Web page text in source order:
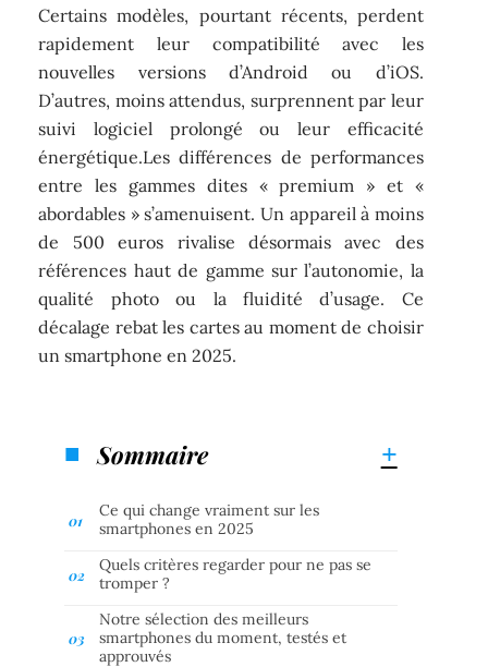
Certains modèles, pourtant récents, perdent
rapidement leur compatibilité avec les
nouvelles versions d’Android ou d’iOS.
D’autres, moins attendus, surprennent par leur
suivi logiciel prolongé ou leur efficacité
énergétique.Les différences de performances
entre les gammes dites « premium » et «
abordables » s’amenuisent. Un appareil à moins
de 500 euros rivalise désormais avec des
références haut de gamme sur l’autonomie, la
qualité photo ou la fluidité d’usage. Ce
décalage rebat les cartes au moment de choisir
un smartphone en 2025.
Sommaire
Ce qui change vraiment sur les
smartphones en 2025
Quels critères regarder pour ne pas se
tromper ?
Notre sélection des meilleurs
smartphones du moment, testés et
approuvés